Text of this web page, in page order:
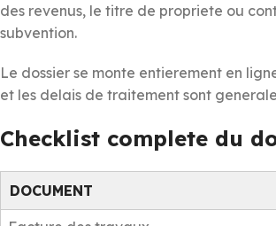
des revenus, le titre de propriete ou
subvention.
Le dossier se monte entierement en
et les delais de traitement sont
Checklist complete du
DOCUMENT